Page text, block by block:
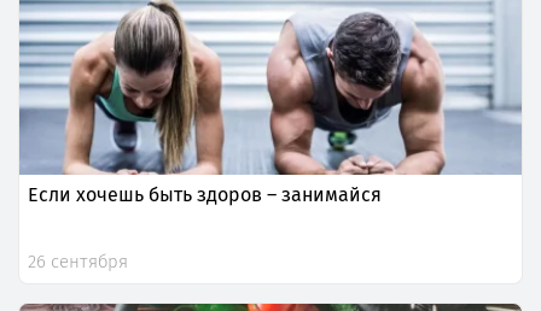
Если хочешь быть здоров – занимайся
26 сентября